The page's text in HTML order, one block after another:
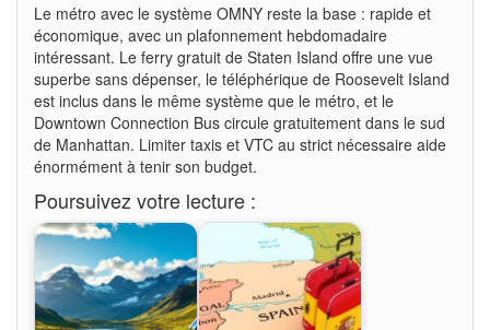
Le métro avec le système OMNY reste la base : rapide et
économique, avec un plafonnement hebdomadaire
intéressant. Le ferry gratuit de Staten Island offre une vue
superbe sans dépenser, le téléphérique de Roosevelt Island
est inclus dans le même système que le métro, et le
Downtown Connection Bus circule gratuitement dans le sud
de Manhattan. Limiter taxis et VTC au strict nécessaire aide
énormément à tenir son budget.
Poursuivez votre lecture :